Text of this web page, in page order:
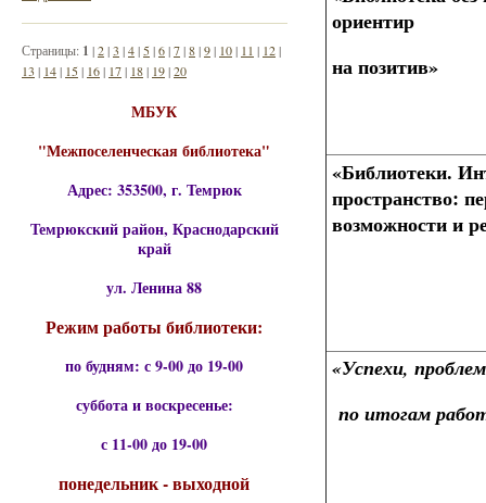
ориентир
на позитив»
«Библиотеки.
пространство:
возможности и
«Успехи,
по итогам
Страницы: 1 |2|3 |4| 5|6|7|8|9| 10| 11 | 12|
13 | 14| 15| 16| 17| 18| 19|20
МБУК
"Межпоселенческая библиотека"
Адрес: 353500, г. Темрюк
Темрюкский район, Краснодарский
край
ул. Ленина 88
Режим работы библиотеки:
по будням: с 9-00 до 19-00
суббота и воскресенье:
с 11-00 до 19-00
понедельник - выходной